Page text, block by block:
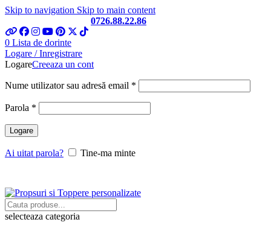
Skip to navigation Skip to main content
0726.88.22.86
0 Lista de dorinte
Logare / Inregistrare
LogareCreeaza un cont
Nume utilizator sau adresă email *
Parola *
Logare
Ai uitat parola? Tine-ma minte
selecteaza categoria